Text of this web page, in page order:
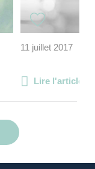
11 juillet 2017
Lire l'article